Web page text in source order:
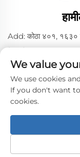
Add: कोठा ४०१, १६३०
फोन/वीच्याट/व्हाट्सएप:
+86 15180199394
ईमेल:[email
कॉपीराइट © 2024
We value
We use cookies
If you don't want
cookies.